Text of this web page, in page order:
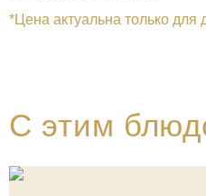
*Цена актуальна только для
C этим